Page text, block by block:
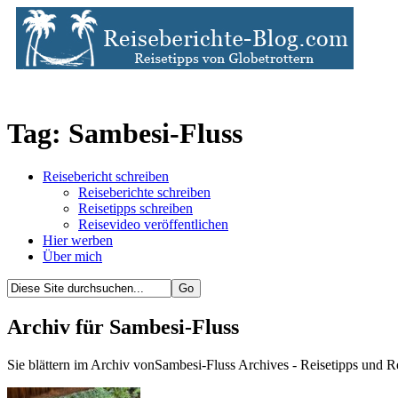
Tag: Sambesi-Fluss
Reisebericht schreiben
Reiseberichte schreiben
Reisetipps schreiben
Reisevideo veröffentlichen
Hier werben
Über mich
Archiv für Sambesi-Fluss
Sie blättern im Archiv vonSambesi-Fluss Archives - Reisetipps und